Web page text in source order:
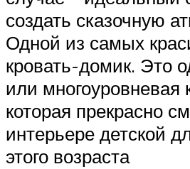
создать сказочную
Одной из самых
кровать-домик. Это
или многоуровневая
которая прекрасно
интерьере детской
этого возраста